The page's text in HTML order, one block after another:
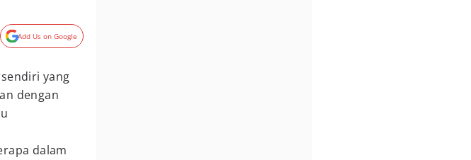
Add Us on Google
yang
dengan
dalam